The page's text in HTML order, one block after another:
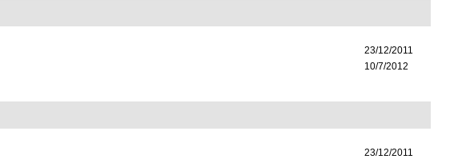
23/12/2011
10/7/2012
23/12/2011